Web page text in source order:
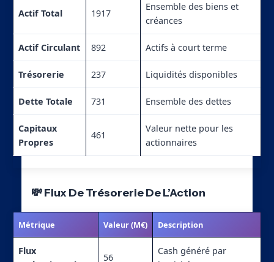
Actif Total 1917
Ensemble des biens et
créances
Actif Circulant 892 Actifs à court terme
Trésorerie 237 Liquidités disponibles
Dette Totale 731 Ensemble des dettes
Capitaux
Propres
461
Valeur nette pour les
actionnaires
💸 Flux De Trésorerie De L’Action
Métrique Valeur (M€) Description
Flux
56
Cash généré par